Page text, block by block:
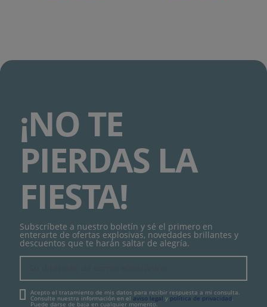
¡NO TE
PIERDAS LA
FIESTA!
Subscríbete a nuestro boletín y sé el primero en
enterarte de ofertas explosivas, novedades brillantes y
descuentos que te harán saltar de alegría.
Acepto el tratamiento de mis datos para recibir respuesta a mi consulta.
Consulte nuestra información en el aviso legal y política de privacidad
Puede darse de baja en cualquier momento.